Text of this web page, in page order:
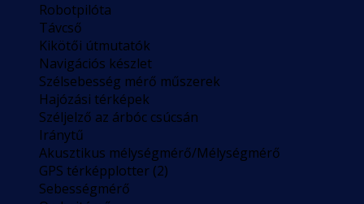
Robotpilóta
Távcső
Kikötői útmutatók
Navigációs készlet
Szélsebesség mérő műszerek
Hajózási térképek
Széljelző az árbóc csúcsán
Iránytű
Akusztikus mélységmérő/Mélységmérő
GPS térképplotter (2)
Sebességmérő